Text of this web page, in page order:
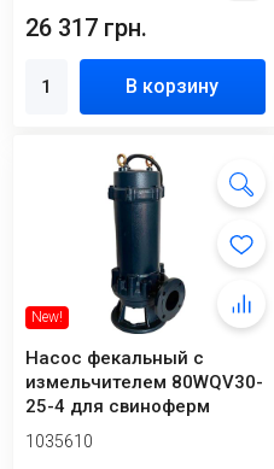
26 317 грн.
В корзину
New!
Насос фекальный с
измельчителем 80WQV30-
25-4 для свиноферм
1035610